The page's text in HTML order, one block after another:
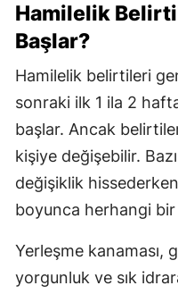
Hamilelik
Başlar?
Hamilelik belirtileri
sonraki ilk 1 ila 2
başlar. Ancak
kişiye değişebilir.
değişiklik
boyunca herhangi
Yerleşme kanaması,
yorgunluk ve sık